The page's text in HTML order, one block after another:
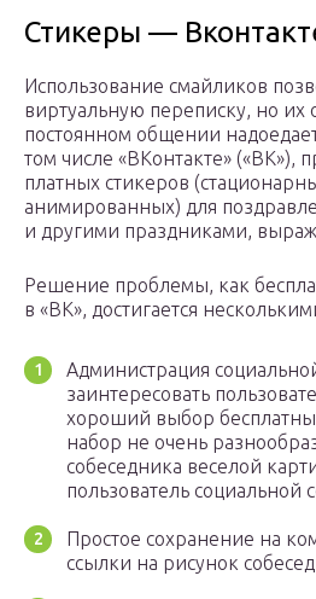
Стикеры —
Использование смайликов
виртуальную переписку, но их
постоянном общении
том числе «ВКонтакте» («ВК»),
платных стикеров
анимированных) для
и другими праздниками,
Решение проблемы, как
в «ВК», достигается
Администрация
заинтересовать
хороший выбор
набор не очень
собеседника веселой
пользователь социальной
Простое сохранение на
ссылки на рисунок